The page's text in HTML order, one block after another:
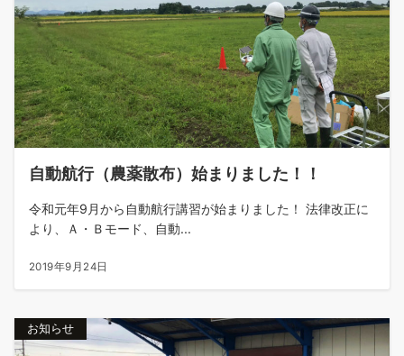
自動航行（農薬散布）始まりました！！
令和元年9月から自動航行講習が始まりました！ 法律改正に
より、Ａ・Ｂモード、自動...
2019年9月24日
お知らせ